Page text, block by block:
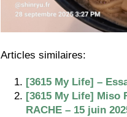
Articles similaires:
[3615 My Life] –
[3615 My Life] Miso
RACHE – 15 juin